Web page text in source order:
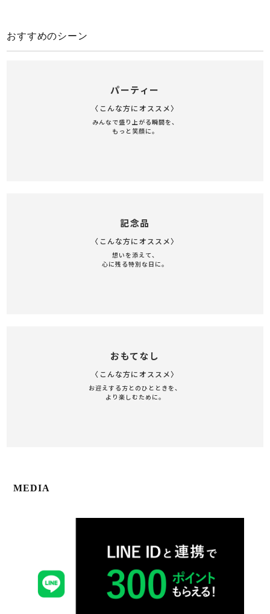
おすすめのシーン
パーティー
〈こんな方にオススメ〉
みんなで盛り上がる瞬間を、
もっと笑顔に。
記念品
〈こんな方にオススメ〉
想いを添えて、
心に残る特別な日に。
おもてなし
〈こんな方にオススメ〉
お迎えする方とのひとときを、
より楽しむために。
MEDIA